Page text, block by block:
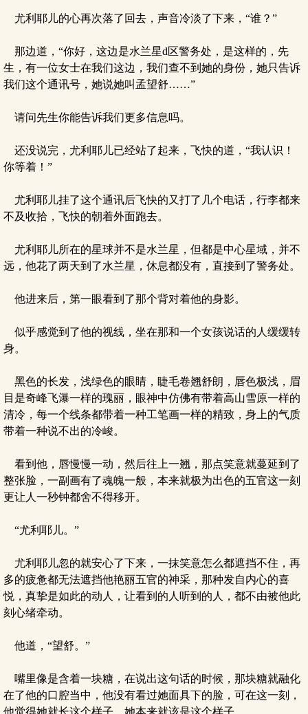
尤利耶儿的心再次落了回去，声音冷淡了下来，“谁？”
那边道，“你好，这边是水兰星d区警务处，是这样的，先
生，有一位女士在我们这边，我们查不到她的身份，她只告诉
我们这个通讯号，她说她叫孟望舒……”
请问先生你能告诉我们更多信息吗。
还没说完，尤利耶儿已经站了起来，飞快的道，“我认识！
你等着！”
尤利耶儿挂了这个通讯后飞快的又打了几个电话，行李都来
不及收拾，飞快的朝着外面跑去。
尤利耶儿所在的星球并不是水兰星，但都是中心星域，并不
远，他花了两天到了水兰星，休息都没有，直接到了警务处。
他进来后，第一眼看到了那个背对着他的身影。
似乎感觉到了他的视线，坐在那和一个女孩说话的人缓缓转
身。
黑色的长发，浅绿色的眼睛，睫毛卷翘舒朗，唇色极浅，眉
目是奇峰飞瀑一样的瑰丽，眼神中仿佛有带着高山雪原一样的
清冷，每一个线条都带着一种工笔画一样的精致，身上的气质
带着一种说不出的冷峻。
看到他，唇慢慢一动，然后往上一翘，那点笑意就蔓延到了
整张脸，一副画有了魂魄一般，本来就极为出色的五官这一刻
更让人一秒钟都舍不得移开。
“尤利耶儿。”
尤利耶儿忽的就安心了下来，一抹笑意怎么都遮挡不住，再
多的疲惫都无法遮挡他艳丽五官的神采，那种发自内心的喜
悦，真挚是如此的动人，让看到的人听到的人，都不由被他此
刻心绪牵动。
他道，“望舒。”
嘴里像是含着一块糖，在说出这句话的时候，那块糖就融化
在了他的口腔当中，他没有看过她面具下的脸，可在这一刻，
他觉得她就长这个样子，她本来就该是这个样子。